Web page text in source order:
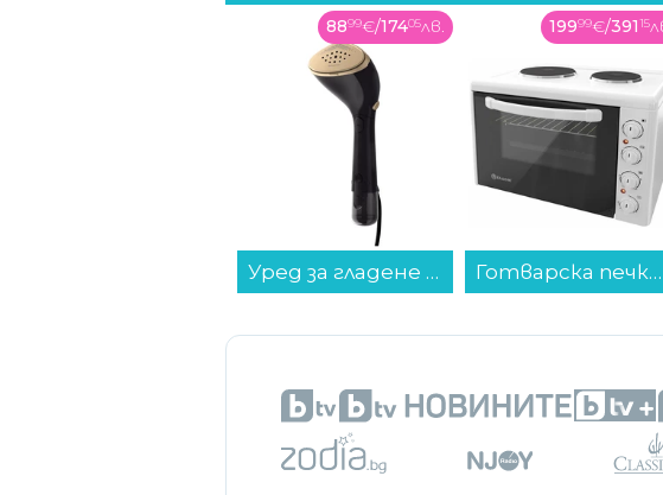
профилите на потребителите само на
Междувременно конкурентното приложение
функция, при която индивидуалните
8899€/17405лв.
Уред за гладене с пара Philips STH7060/80...
19999€/39115
Готварска печка мини Елдом 203VFE-NEW , Бял...